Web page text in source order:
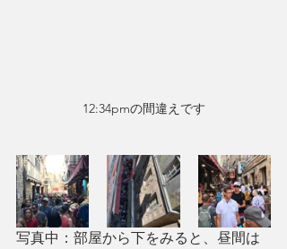
12:34pmの間違えです
写真中：部屋から下をみると、昼間は